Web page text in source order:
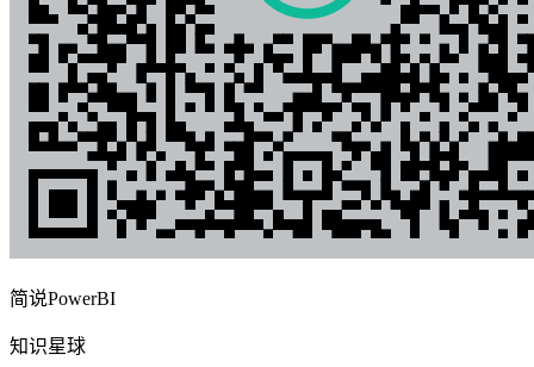
简说PowerBI
知识星球